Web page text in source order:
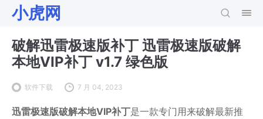
小虎网
破解迅雷极速版补丁 迅雷极速版破解
本地VIP补丁 v1.7 绿色版
软件下载 7 月 04, 2023
迅雷极速版破解本地VIP补丁是一款专门用来破解最新推